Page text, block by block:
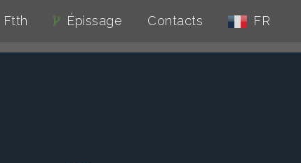
Ftth Épissage Contacts FR